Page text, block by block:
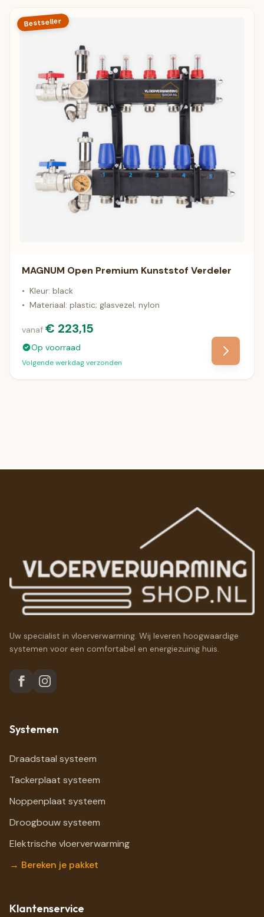
Bestseller
MAGNUM Open Premium Kunststof Verdeler
• Kleur: black
• Materiaal: plastic; glasvezel; nylon
vanaf € 223,15
Op voorraad
Volgende werkdag verzonden
Uw specialist in vloerverwarming. Wij leveren hoogwaardige
systemen voor een comfortabel en energiezuinig huis.
Systemen
Draadstaal systeem
Tackerplaat systeem
Noppenplaat systeem
Droogbouw systeem
Elektrische vloerverwarming
→ Bereken je pakket
Klantenservice